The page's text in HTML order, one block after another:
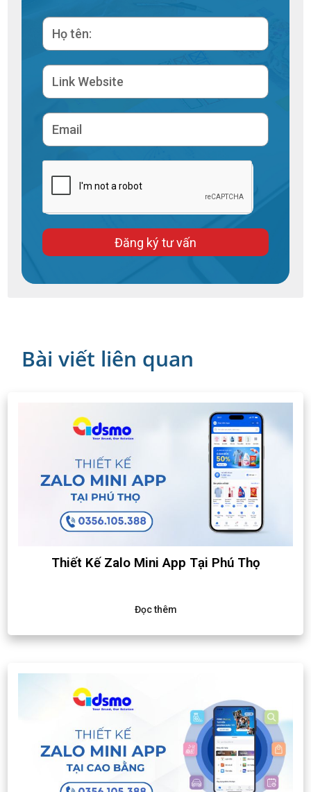
Đăng ký tư vấn
Bài viết liên quan
Thiết Kế Zalo Mini App Tại Phú Thọ
Đọc thêm